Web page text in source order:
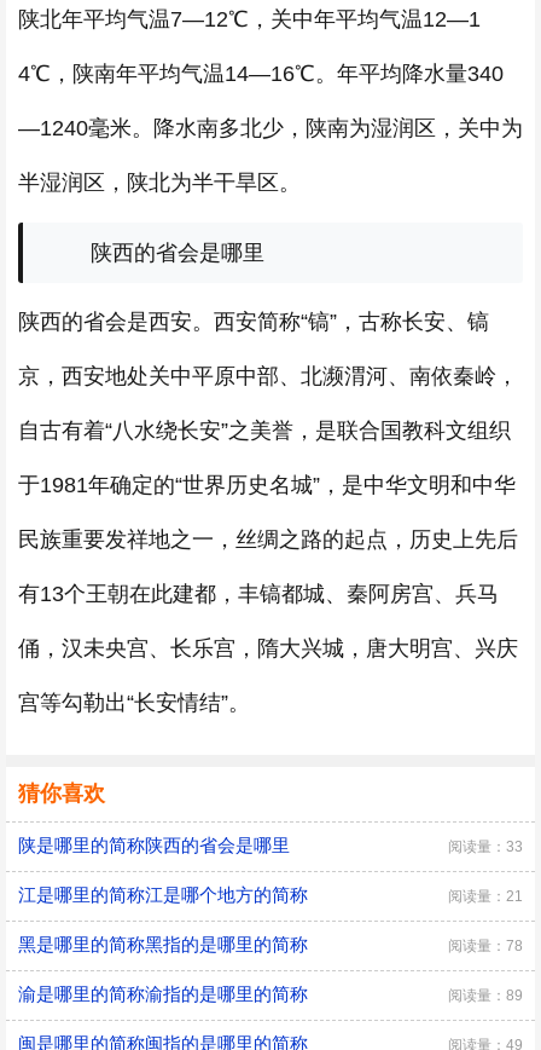
陕北年平均气温7—12℃，关中年平均气温12—1
4℃，陕南年平均气温14—16℃。年平均降水量340
—1240毫米。降水南多北少，陕南为湿润区，关中为
半湿润区，陕北为半干旱区。
陕西的省会是哪里
陕西的省会是西安。西安简称“镐”，古称长安、镐
京，西安地处关中平原中部、北濒渭河、南依秦岭，
自古有着“八水绕长安”之美誉，是联合国教科文组织
于1981年确定的“世界历史名城”，是中华文明和中华
民族重要发祥地之一，丝绸之路的起点，历史上先后
有13个王朝在此建都，丰镐都城、秦阿房宫、兵马
俑，汉未央宫、长乐宫，隋大兴城，唐大明宫、兴庆
宫等勾勒出“长安情结”。
猜你喜欢
陕是哪里的简称陕西的省会是哪里 阅读量：33
江是哪里的简称江是哪个地方的简称 阅读量：21
黑是哪里的简称黑指的是哪里的简称 阅读量：78
渝是哪里的简称渝指的是哪里的简称 阅读量：89
闽是哪里的简称闽指的是哪里的简称 阅读量：49